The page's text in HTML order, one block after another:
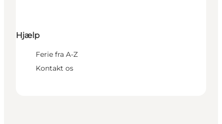
Hjælp
Ferie fra A-Z
Kontakt os